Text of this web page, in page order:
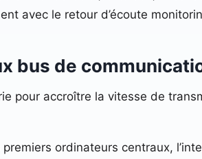
avec le retour d’écoute
bus de
pour accroître la vitesse de
premiers ordinateurs centraux,